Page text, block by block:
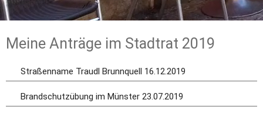
Meine Anträge im Stadtrat 2019
Straßenname Traudl Brunnquell 16.12.2019
Brandschutzübung im Münster 23.07.2019